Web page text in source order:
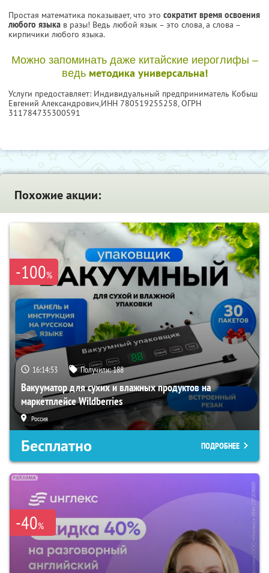
Простая математика показывает, что это сократит время освоения
любого языка в разы! Ведь любой язык – это слова, а слова –
кирпичики любого языка.
Можно запоминать даже китайские иероглифы –
ведь методика универсальна!
Услуги предоставляет: Индивидуальный предприниматель Кобыш
Евгений Александрович,ИНН 780519255258, ОГРН
311784735300591
Похожие акции:
-100%
16:14:52 Получили:188
Вакууматор для сухих и влажных продуктов на
маркетплейсе Wildberries
Россия
Бесплатно ПОДРОБНЕЕ
-40%